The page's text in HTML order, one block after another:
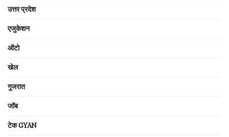
उत्तर प्रदेश
एजुकेशन
ऑटो
खेल
गुजरात
जॉब
टेक GYAN